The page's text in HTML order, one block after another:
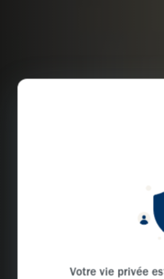
Votre vie privée